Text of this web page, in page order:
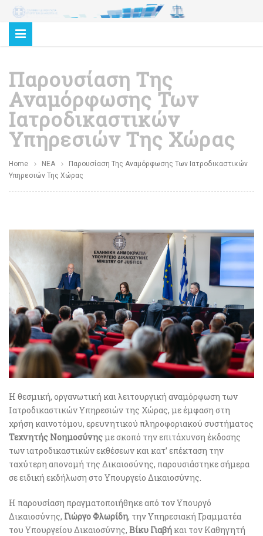
Παρουσίαση Της
Αναμόρφωσης Των
Ιατροδικαστικών
Υπηρεσιών Της Χώρας
Home ΝΕΑ
Παρουσίαση Της Αναμόρφωσης Των Ιατροδικαστικών
Υπηρεσιών Της Χώρας
Η θεσμική, οργανωτική και λειτουργική αναμόρφωση των
Ιατροδικαστικών Υπηρεσιών της Χώρας, με έμφαση στη
χρήση καινοτόμου, ερευνητικού πληροφοριακού συστήματος
Τεχνητής Νοημοσύνηςμε σκοπό την επιτάχυνση έκδοσης
των ιατροδικαστικών εκθέσεων και κατ’ επέκταση την
ταχύτερη απονομή της Δικαιοσύνης, παρουσιάστηκε σήμερα
σε ειδική εκδήλωση στο Υπουργείο Δικαιοσύνης.
Η παρουσίαση πραγματοποιήθηκε από τον Υπουργό
Δικαιοσύνης, Γιώργο Φλωρίδη, την Υπηρεσιακή Γραμματέα
του Υπουργείου Δικαιοσύνης, Βίκυ Γιαβή και τον Καθηγητή